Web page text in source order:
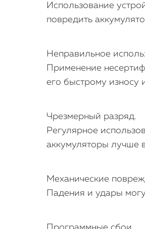
Использование
повредить
Неправильное
Применение
его быстрому износу
Чрезмерный разряд.
Регулярное
аккумуляторы лучше
Механические
Падения и удары